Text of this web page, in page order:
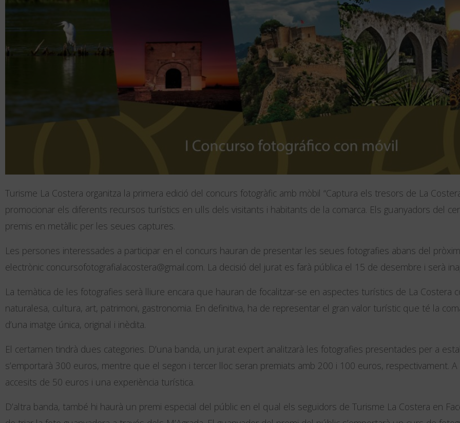
Turisme La Costera organitza la primera edició del concurs fotogràfic amb mòbil “Captura els tresors de La
promocionar els diferents recursos turístics en ulls dels visitants i habitants de la comarca. Els guanyadors del
premis en metàl·lic per les seues captures.
Les persones interessades a participar en el concurs hauran de presentar les seues fotografies abans del
electrònic concursofotografialacostera@gmail.com. La decisió del jurat es farà pública el 15 de desembre i serà
La temàtica de les fotografies serà lliure encara que hauran de focalitzar-se en aspectes turístics de La Costera
naturalesa, cultura, art, patrimoni, gastronomia. En definitiva, ha de representar el gran valor turístic que té la
d’una imatge única, original i inèdita.
El certamen tindrà dues categories. D’una banda, un jurat expert analitzarà les fotografies presentades per a
s’emportarà 300 euros, mentre que el segon i tercer lloc seran premiats amb 200 i 100 euros, respectivament. A
accesits de 50 euros i una experiència turística.
D’altra banda, també hi haurà un premi especial del públic en el qual els seguidors de Turisme La Costera en